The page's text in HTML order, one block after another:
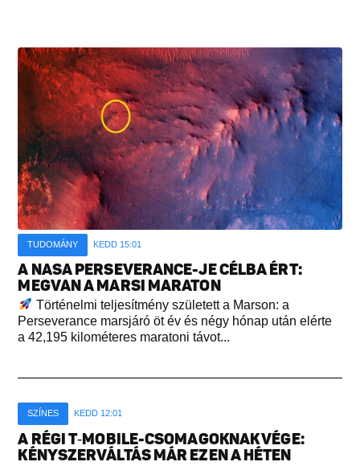
TUDOMÁNY KEDD 15:01
A NASA PERSEVERANCE-JE CÉLBA ÉRT:
MEGVAN A MARSI MARATON
Történelmi teljesítmény született a Marson: a
Perseverance marsjáró öt év és négy hónap után elérte
a 42,195 kilométeres maratoni távot...
SZÍNES KEDD 12:01
A RÉGI T‑MOBILE-CSOMAGOKNAK VÉGE:
KÉNYSZERVÁLTÁS MÁR EZEN A HÉTEN